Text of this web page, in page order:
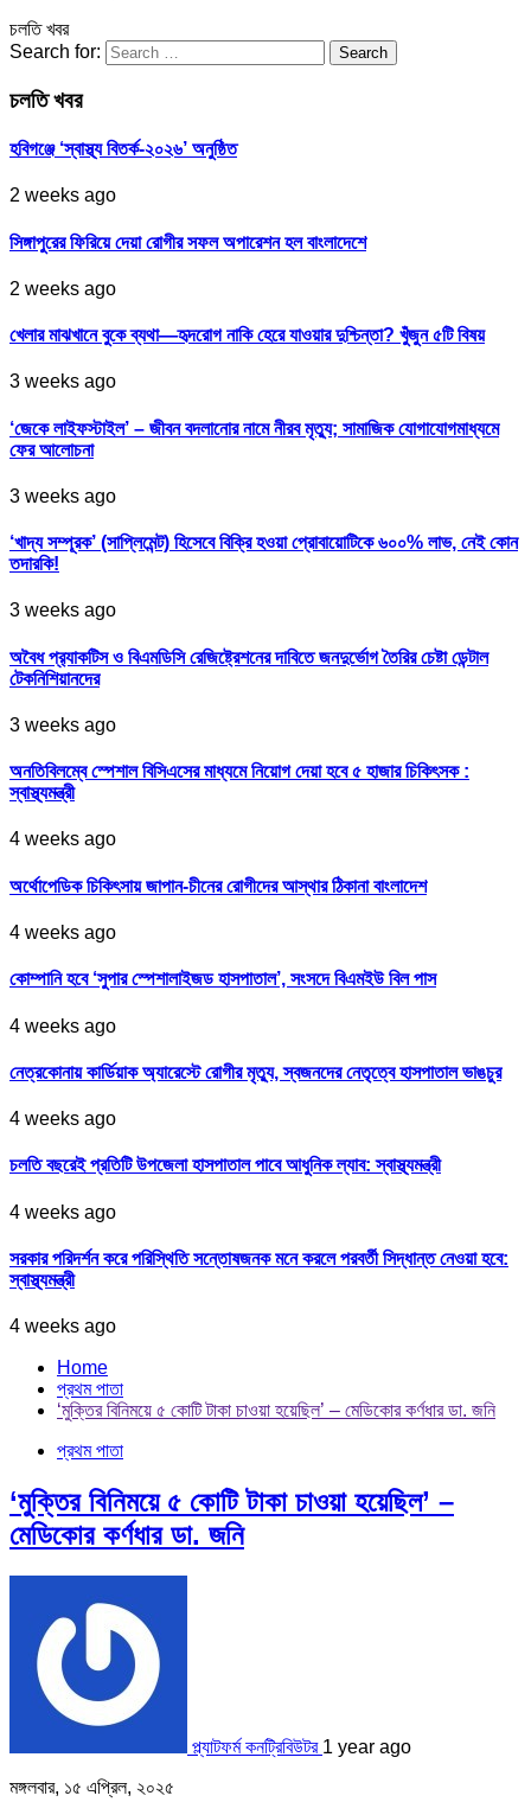
চলতি খবর
Search for:
চলতি খবর
হবিগঞ্জে ‘স্বাস্থ্য বিতর্ক-২০২৬’ অনুষ্ঠিত
2 weeks ago
সিঙ্গাপুরের ফিরিয়ে দেয়া রোগীর সফল অপারেশন হল বাংলাদেশে
2 weeks ago
খেলার মাঝখানে বুকে ব্যথা—হৃদরোগ নাকি হেরে যাওয়ার দুশ্চিন্তা? খুঁজুন ৫টি বিষয়
3 weeks ago
‘জেকে লাইফস্টাইল’ – জীবন বদলানোর নামে নীরব মৃত্যু; সামাজিক যোগাযোগমাধ্যমে
ফের আলোচনা
3 weeks ago
‘খাদ্য সম্পূরক’ (সাপ্লিমেন্ট) হিসেবে বিক্রি হওয়া প্রোবায়োটিকে ৬০০% লাভ, নেই কোন
তদারকি!
3 weeks ago
অবৈধ প্র‍্যাকটিস ও বিএমডিসি রেজিষ্ট্রেশনের দাবিতে জনদুর্ভোগ তৈরির চেষ্টা ডেন্টাল
টেকনিশিয়ানদের
3 weeks ago
অনতিবিলম্বে স্পেশাল বিসিএসের মাধ্যমে নিয়োগ দেয়া হবে ৫ হাজার চিকিৎসক :
স্বাস্থ্যমন্ত্রী
4 weeks ago
অর্থোপেডিক চিকিৎসায় জাপান-চীনের রোগীদের আস্থার ঠিকানা বাংলাদেশ
4 weeks ago
কোম্পানি হবে ‘সুপার স্পেশালাইজড হাসপাতাল’, সংসদে বিএমইউ বিল পাস
4 weeks ago
নেত্রকোনায় কার্ডিয়াক অ্যারেস্টে রোগীর মৃত্যু, স্বজনদের নেতৃত্বে হাসপাতাল ভাঙচুর
4 weeks ago
চলতি বছরেই প্রতিটি উপজেলা হাসপাতাল পাবে আধুনিক ল্যাব: স্বাস্থ্যমন্ত্রী
4 weeks ago
সরকার পরিদর্শন করে পরিস্থিতি সন্তোষজনক মনে করলে পরবর্তী সিদ্ধান্ত নেওয়া হবে:
স্বাস্থ্যমন্ত্রী
4 weeks ago
Home
প্রথম পাতা
‘মুক্তির বিনিময়ে ৫ কোটি টাকা চাওয়া হয়েছিল’ – মেডিকোর কর্ণধার ডা. জনি
প্রথম পাতা
‘মুক্তির বিনিময়ে ৫ কোটি টাকা চাওয়া হয়েছিল’ –
মেডিকোর কর্ণধার ডা. জনি
প্ল্যাটফর্ম কনট্রিবিউটর 1 year ago
মঙ্গলবার, ১৫ এপ্রিল, ২০২৫